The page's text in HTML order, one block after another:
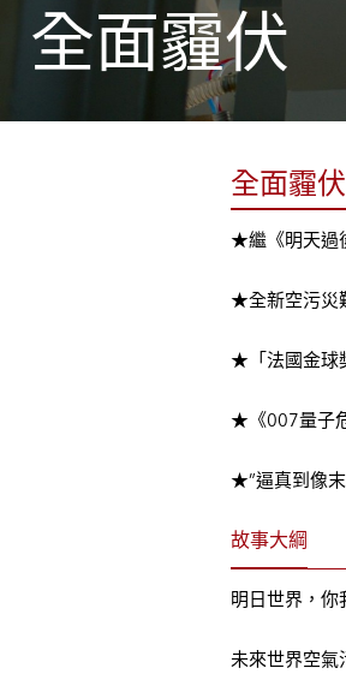
全面霾伏
全面霾
★繼 《明天
★全新空污災
★「法國金球
★《007量子
★”逼真到像
故事大綱
明日世界，你
未來世界空氣